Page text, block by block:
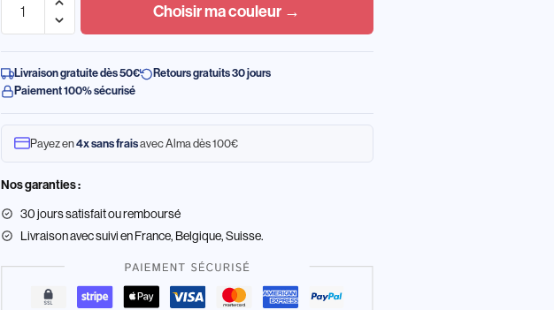
Choisir ma couleur →
Livraison gratuite dès 50€
Retours gratuits 30 jours
Paiement 100% sécurisé
Payez en4x sans fraisavec Alma dès 100€
Nos garanties :
30 jours satisfait ou remboursé
Livraisonavec suivi en France, Belgique, Suisse.